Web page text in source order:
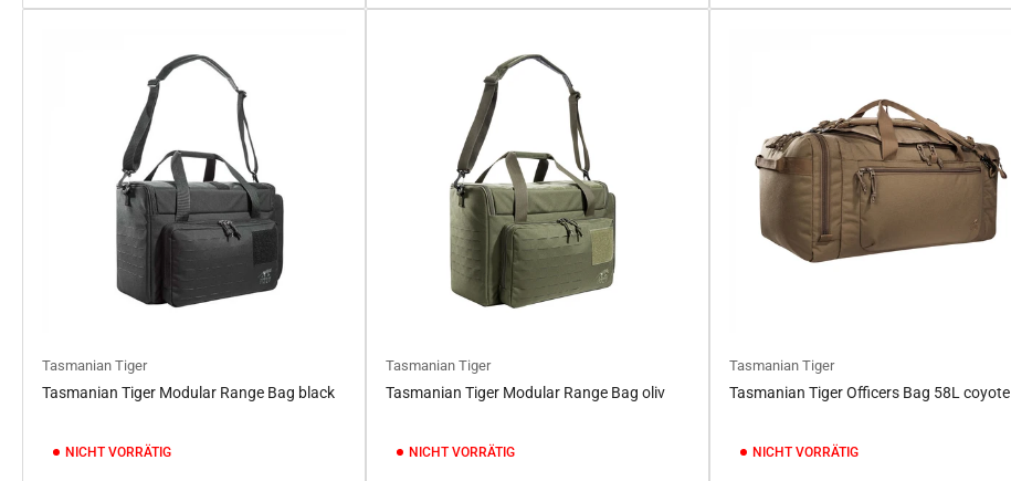
Tasmanian Tiger
Tasmanian Tiger Modular Range Bag black
NICHT VORRÄTIG
Tasmanian Tiger
Tasmanian Tiger Modular Range Bag oliv
NICHT VORRÄTIG
Tasmanian Tiger
Tasmanian Tiger Officers Bag 58L coyote
NICHT VORRÄTIG